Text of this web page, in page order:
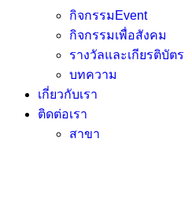
กิจกรรมEvent
กิจกรรมเพื่อสังคม
รางวัลและเกียรติบัตร
บทความ
เกี่ยวกับเรา
ติดต่อเรา
สาขา